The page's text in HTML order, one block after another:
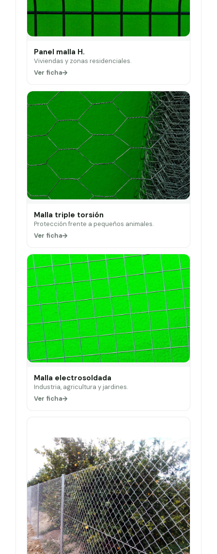
Panel malla H.
Viviendas y zonas residenciales.
Ver ficha
Malla triple torsión
Protección frente a pequeños animales.
Ver ficha
Malla electrosoldada
Industria, agricultura y jardines.
Ver ficha